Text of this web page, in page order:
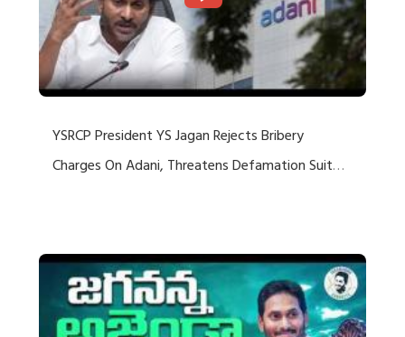
YSRCP President YS Jagan Rejects Bribery
Charges On Adani, Threatens Defamation Suit